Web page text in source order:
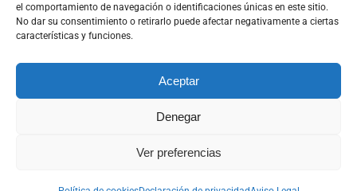
el comportamiento de navegación o identificaciones únicas en este sitio.
No dar su consentimiento o retirarlo puede afectar negativamente a ciertas
características y funciones.
Aceptar
Denegar
Ver preferencias
Política de cookies|Política de privacidad